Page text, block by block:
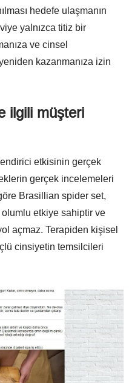
hedefe ulaşmanın
yalnızca titiz bir
ve cinsel
kazanmanıza izin
ilgili müşteri
etkisinin gerçek
gerçek incelemeleri
Brasillian spider set,
etkiye sahiptir ve
açmaz. Terapiden kişisel
cinsiyetin temsilcileri